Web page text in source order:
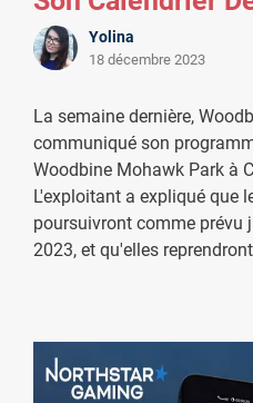
Yolina
18 décembre 2023
La semaine dernière,
communiqué son
Woodbine Mohawk Park à
L'exploitant a expliqué que
poursuivront comme prévu
2023, et qu'elles